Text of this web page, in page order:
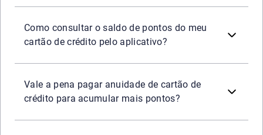
Como consultar o saldo de pontos do meu
cartão de crédito pelo aplicativo?
Vale a pena pagar anuidade de cartão de
crédito para acumular mais pontos?